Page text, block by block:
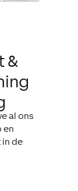
&
al ons
en
de